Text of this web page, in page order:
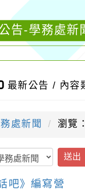
告-學務處新
最新公告 / 內容
處新聞 瀏覽
送出
吧》編寫營